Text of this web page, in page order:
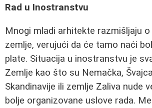
Rad u Inostranstvu
Mnogi mladi arhitekte razmišljaju
zemlje, verujući da će tamo naći
plate. Situacija u inostranstvu je
Zemlje kao što su Nemačka,
Skandinavije ili zemlje Zaliva nude
bolje organizovane uslove rada.